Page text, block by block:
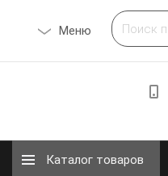
Toggle
Меню
Каталог товаров